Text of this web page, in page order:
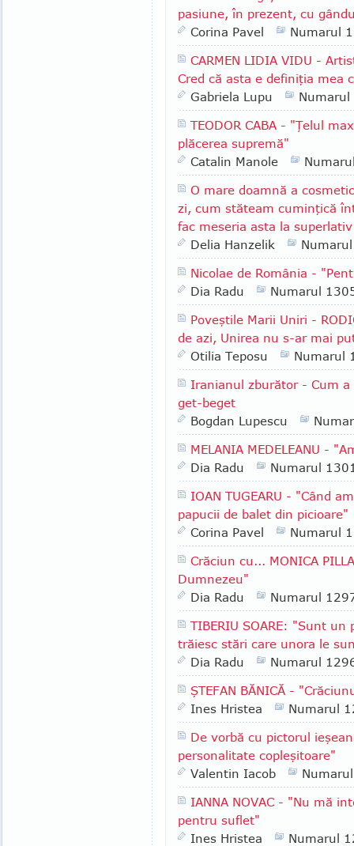
pasiune, în prezent, cu
Corina Pavel
Numarul
CARMEN LIDIA VIDU -
Cred că asta e definiţia mea
Gabriela Lupu
TEODOR CABA - "Ţelul
plăcerea supremă"
Catalin Manole
O mare doamnă a
zi, cum stăteam cuminţică
fac meseria asta la
Delia Hanzelik
Nicolae de România -
Dia Radu
Numarul
Poveştile Marii Uniri -
de azi, Unirea nu s-ar mai
Otilia Teposu
Numarul
Iranianul zburător - Cum
get-beget
Bogdan Lupescu
MELANIA MEDELEANU -
Dia Radu
Numarul
IOAN TUGEARU - "Când
papucii de balet din picioare"
Corina Pavel
Numarul
Crăciun cu... MONICA
Dumnezeu"
Dia Radu
Numarul
TIBERIU SOARE: "Sunt
trăiesc stări care unora le
Dia Radu
Numarul
ŞTEFAN BĂNICĂ -
Ines Hristea
Numarul
De vorbă cu pictorul
personalitate copleşitoare"
Valentin Iacob
IANNA NOVAC - "Nu mă
pentru suflet"
Ines Hristea
Numarul